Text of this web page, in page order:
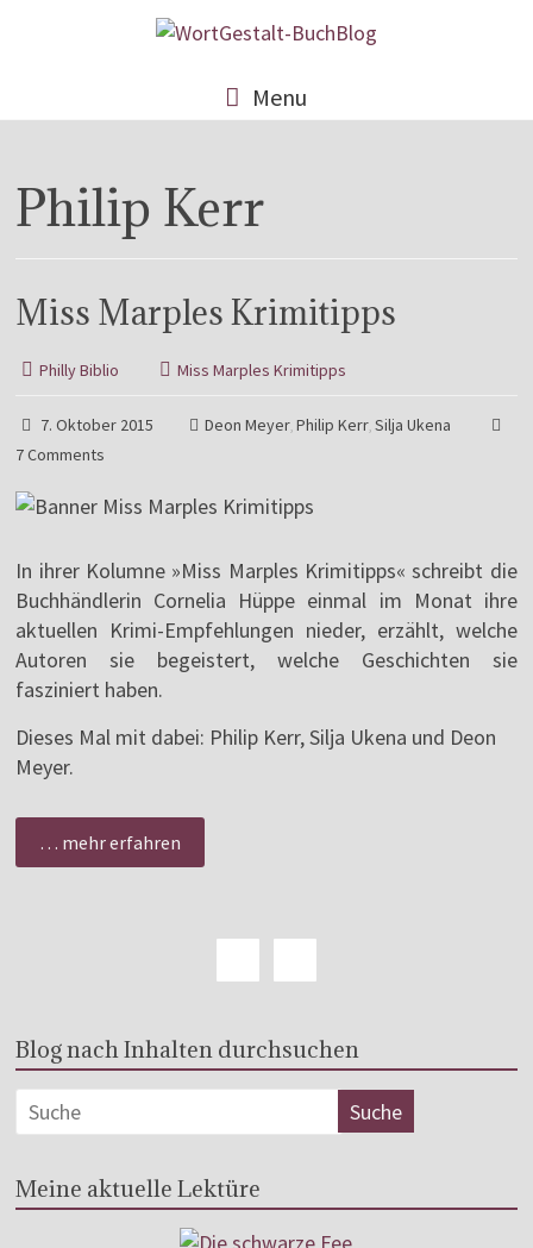
Menu
Philip Kerr
Miss Marples Krimitipps
Philly Biblio Miss Marples Krimitipps
7. Oktober 2015 Deon Meyer,Philip Kerr,Silja Ukena
7 Comments
In ihrer Kolumne »Miss Marples Krimitipps« schreibt die
Buchhändlerin Cornelia Hüppe einmal im Monat ihre
aktuellen Krimi-Empfehlungen nieder, erzählt, welche
Autoren sie begeistert, welche Geschichten sie
fasziniert haben.
Dieses Mal mit dabei: Philip Kerr, Silja Ukena und Deon
Meyer.
… mehr erfahren
Blog nach Inhalten durchsuchen
Meine aktuelle Lektüre